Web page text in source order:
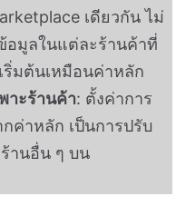
เดียวกัน ไม่
อมูลในแต่ละร้านค้าที่
ริ่มต้นเหมือนค่าหลัก
าะร้านค้า: ตั้งค่าการ
ค่าหลัก เป็นการปรับ
านอื่น ๆ บน